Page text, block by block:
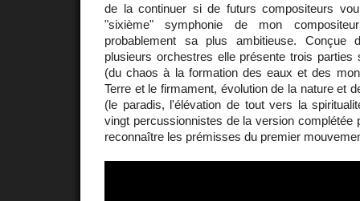
de la continuer si de futurs compositeurs
"sixième" symphonie de mon
probablement sa plus ambitieuse.
plusieurs orchestres elle présente trois
(du chaos à la formation des eaux et des
Terre et le firmament, évolution de la nature et
(le paradis, l'élévation de tout vers la
vingt percussionnistes de la version complétée
reconnaître les prémisses du premier